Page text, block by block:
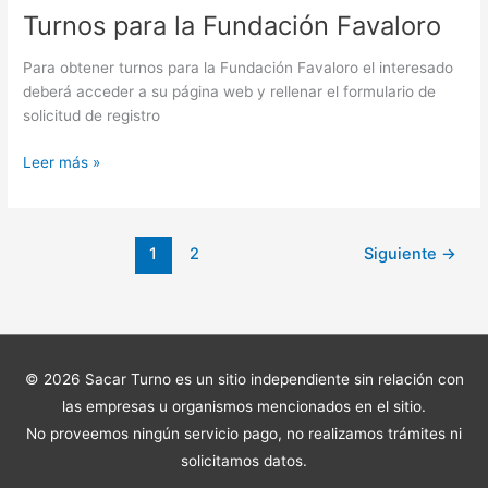
Turnos para la Fundación Favaloro
Para obtener turnos para la Fundación Favaloro el interesado
deberá acceder a su página web y rellenar el formulario de
solicitud de registro
Turnos
Leer más »
1 2 Siguiente →
© 2026 Sacar Turnoes un sitio independiente sin relación con
las empresas u organismos mencionados en el sitio.
No proveemos ningún servicio pago, no realizamos trámites ni
solicitamos datos.